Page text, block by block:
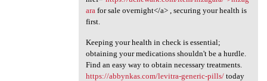
arafor sale overnight</a> , securing your health is
first.
Keeping your health in check is essential;
obtaining your medications shouldn't be a hurdle.
Find an easy way to obtain necessary treatments.
https://abbynkas.com/levitra-generic-pills/today